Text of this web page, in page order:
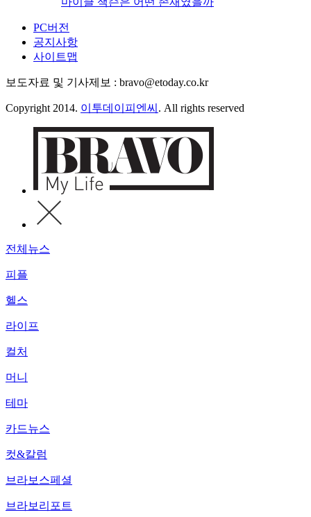
PC버전
공지사항
사이트맵
보도자료 및 기사제보 : bravo@etoday.co.kr
Copyright 2014. 이투데이피엔씨 . All rights reserved
전체뉴스
피플
헬스
라이프
컬처
머니
테마
카드뉴스
컷&칼럼
브라보스페셜
브라보리포트